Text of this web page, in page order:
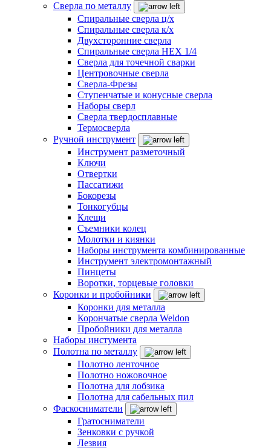
Сверла по металлу
Спиральные сверла ц/х
Спиральные сверла к/х
Двухсторонние сверла
Спиральные сверла HEX 1/4
Сверла для точечной сварки
Центровочные сверла
Сверла-Фрезы
Ступенчатые и конусные сверла
Наборы сверл
Сверла твердосплавные
Термосверла
Ручной инструмент
Инструмент разметочный
Ключи
Отвертки
Пассатижи
Бокорезы
Тонкогубцы
Клещи
Съемники колец
Молотки и киянки
Наборы инструмента комбинированные
Инструмент электромонтажный
Пинцеты
Воротки, торцевые головки
Коронки и пробойники
Коронки для металла
Корончатые сверла Weldon
Пробойники для металла
Наборы инстумента
Полотна по металлу
Полотно ленточное
Полотно ножовочное
Полотна для лобзика
Полотна для сабельных пил
Фаскосниматели
Гратосниматели
Зенковки с ручкой
Лезвия